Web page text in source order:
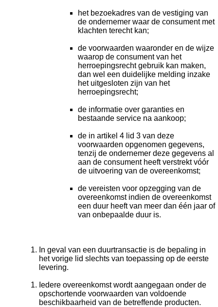
het bezoekadres van de vestiging van
de ondernemer waar de consument met
klachten terecht kan;
de voorwaarden waaronder en de wijze
waarop de consument van het
herroepingsrecht gebruik kan maken,
dan wel een duidelijke melding inzake
het uitgesloten zijn van het
herroepingsrecht;
de informatie over garanties en
bestaande service na aankoop;
de in artikel 4 lid 3 van deze
voorwaarden opgenomen gegevens,
tenzij de ondernemer deze gegevens al
aan de consument heeft verstrekt vóór
de uitvoering van de overeenkomst;
de vereisten voor opzegging van de
overeenkomst indien de overeenkomst
een duur heeft van meer dan één jaar of
van onbepaalde duur is.
In geval van een duurtransactie is de bepaling in
het vorige lid slechts van toepassing op de eerste
levering.
Iedere overeenkomst wordt aangegaan onder de
opschortende voorwaarden van voldoende
beschikbaarheid van de betreffende producten.